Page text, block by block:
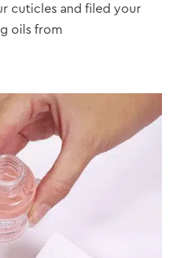
cuticles and filed your
oils from